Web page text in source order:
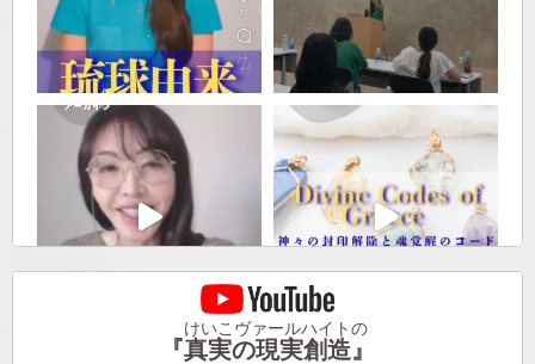
けいこヴァールハイトの
『真実の現実創造』